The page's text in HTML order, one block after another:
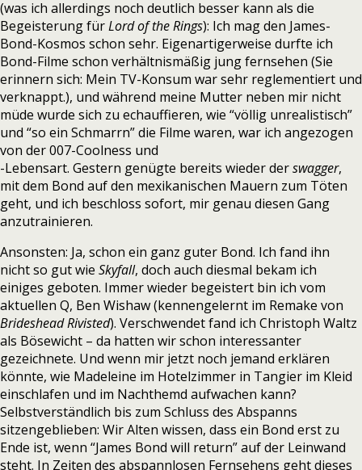
(was ich allerdings noch deutlich besser kann als die
Begeisterung fürLord of the Rings): Ich mag den James-
Bond-Kosmos schon sehr. Eigenartigerweise durfte ich
Bond-Filme schon verhältnismäßig jung fernsehen (Sie
erinnern sich: Mein TV-Konsum war sehr reglementiert und
verknappt.), und während meine Mutter neben mir nicht
müde wurde sich zu echauffieren, wie “völlig unrealistisch”
und “so ein Schmarrn” die Filme waren, war ich angezogen
von der 007-Coolness und
-Lebensart. Gestern genügte bereits wieder derswagger,
mit dem Bond auf den mexikanischen Mauern zum Töten
geht, und ich beschloss sofort, mir genau diesen Gang
anzutrainieren.
Ansonsten: Ja, schon ein ganz guter Bond. Ich fand ihn
nicht so gut wie Skyfall, doch auch diesmal bekam ich
einiges geboten. Immer wieder begeistert bin ich vom
aktuellen Q, Ben Wishaw (kennengelernt im Remake von
Brideshead Rivisted). Verschwendet fand ich Christoph Waltz
als Bösewicht – da hatten wir schon interessanter
gezeichnete. Und wenn mir jetzt noch jemand erklären
könnte, wie Madeleine im Hotelzimmer in Tangier im Kleid
einschlafen und im Nachthemd aufwachen kann?
Selbstverständlich bis zum Schluss des Abspanns
sitzengeblieben: Wir Alten wissen, dass ein Bond erst zu
Ende ist, wenn “James Bond will return” auf der Leinwand
steht. In Zeiten des abspannlosen Fernsehens geht dieses